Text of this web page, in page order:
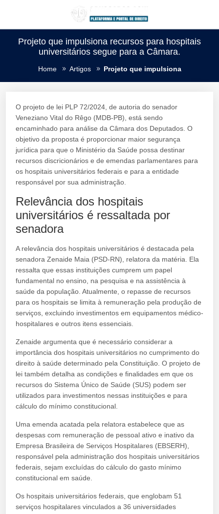
Projeto que impulsiona recursos para hospitais
universitários segue para a Câmara.
Home Artigos Projeto que impulsiona
O projeto de lei PLP 72/2024, de autoria do senador
Veneziano Vital do Rêgo (MDB-PB), está sendo
encaminhado para análise da Câmara dos Deputados. O
objetivo da proposta é proporcionar maior segurança
jurídica para que o Ministério da Saúde possa destinar
recursos discricionários e de emendas parlamentares para
os hospitais universitários federais e para a entidade
responsável por sua administração.
Relevância dos hospitais
universitários é ressaltada por
senadora
A relevância dos hospitais universitários é destacada pela
senadora Zenaide Maia (PSD-RN), relatora da matéria. Ela
ressalta que essas instituições cumprem um papel
fundamental no ensino, na pesquisa e na assistência à
saúde da população. Atualmente, o repasse de recursos
para os hospitais se limita à remuneração pela produção de
serviços, excluindo investimentos em equipamentos médico-
hospitalares e outros itens essenciais.
Zenaide argumenta que é necessário considerar a
importância dos hospitais universitários no cumprimento do
direito à saúde determinado pela Constituição. O projeto de
lei também detalha as condições e finalidades em que os
recursos do Sistema Único de Saúde (SUS) podem ser
utilizados para investimentos nessas instituições e para
cálculo do mínimo constitucional.
Uma emenda acatada pela relatora estabelece que as
despesas com remuneração de pessoal ativo e inativo da
Empresa Brasileira de Serviços Hospitalares (EBSERH),
responsável pela administração dos hospitais universitários
federais, sejam excluídas do cálculo do gasto mínimo
constitucional em saúde.
Os hospitais universitários federais, que englobam 51
serviços hospitalares vinculados a 36 universidades